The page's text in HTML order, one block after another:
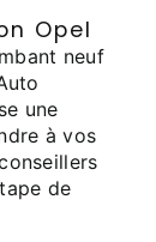
Opel
neuf
une
à vos
de